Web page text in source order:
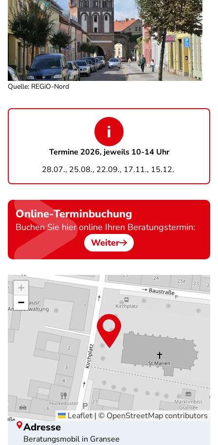
Quelle: REGiO-Nord
Termine 2026, jeweils 10-14 Uhr
28.07., 25.08., 22.09., 17.11., 15.12.
Online-Terminbuchung
Buchen Sie hier online Ihren Beratungstermin:
Weiter
+
−
Leaflet | © OpenStreetMapcontributors
Adresse
Beratungsmobil in Gransee